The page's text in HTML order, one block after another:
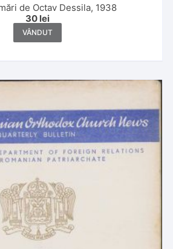
de Octav Dessila, 1938
30 lei
VÂNDUT